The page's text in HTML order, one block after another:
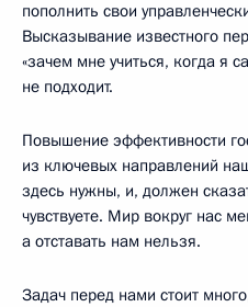
пополнить свои
Высказывание известного
«зачем мне учиться, когда я
не подходит.
Повышение эффективности
из ключевых направлений
здесь нужны, и, должен
чувствуете. Мир вокруг нас
а отставать нам нельзя.
Задач перед нами стоит